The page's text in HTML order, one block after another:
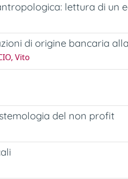
lettura di un
di origine bancaria
Vito
del non profit